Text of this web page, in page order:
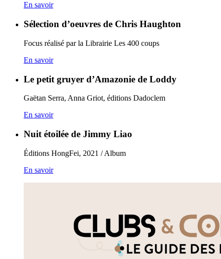
En savoir
Sélection d’oeuvres de Chris Haughton
Focus réalisé par la Librairie Les 400 coups
En savoir
Le petit gruyer d’Amazonie de Loddy
Gaëtan Serra, Anna Griot, éditions Dadoclem
En savoir
Nuit étoilée de Jimmy Liao
Éditions HongFei, 2021 / Album
En savoir